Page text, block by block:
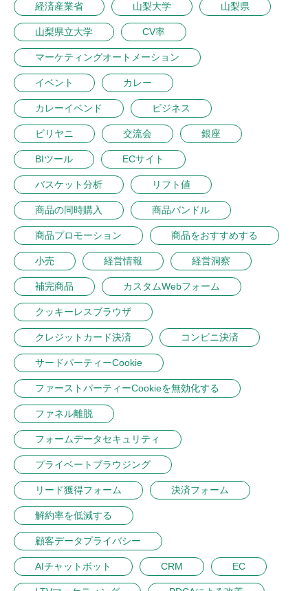
経済産業省 山梨大学 山梨県
山梨県立大学 CV率
マーケティングオートメーション
イベント カレー
カレーイベンド ビジネス
ビリヤニ 交流会 銀座
BIツール ECサイト
バスケット分析 リフト値
商品の同時購入 商品バンドル
商品プロモーション 商品をおすすめする
小売 経営情報 経営洞察
補完商品 カスタムWebフォーム
クッキーレスブラウザ
クレジットカード決済 コンビニ決済
サードパーティーCookie
ファーストパーティーCookieを無効化する
ファネル離脱
フォームデータセキュリティ
プライベートブラウジング
リード獲得フォーム 決済フォーム
解約率を低減する
顧客データプライバシー
AIチャットボット CRM EC